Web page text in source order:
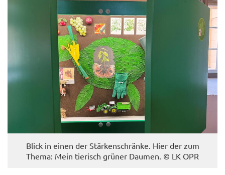
Blick in einen der Stär­ken­schrän­ke. Hier der zum
Thema: Mein tie­risch grü­ner Dau­men. © LK OPR